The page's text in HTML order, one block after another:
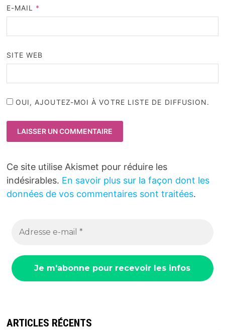
E-MAIL *
SITE WEB
OUI, AJOUTEZ-MOI À VOTRE LISTE DE DIFFUSION.
Ce site utilise Akismet pour réduire les
indésirables. En savoir plus sur la façon dont les
données de vos commentaires sont traitées.
ARTICLES RÉCENTS